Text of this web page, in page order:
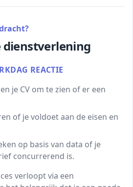
dienstverlening
REACTIE
je CV om te zien of er een
of je voldoet aan de eisen en
op basis van data of je
concurrerend is.
verloopt via een